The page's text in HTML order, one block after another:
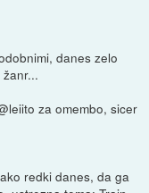
danes zelo
za omembo, sicer
redki danes, da ga